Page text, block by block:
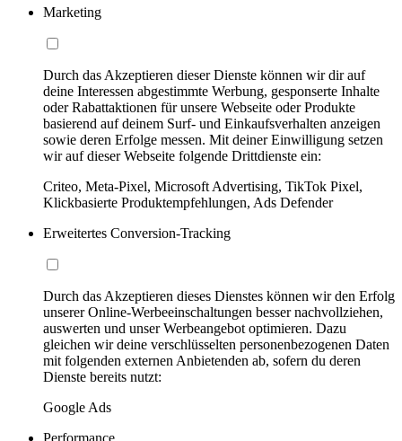
Marketing
Durch das Akzeptieren dieser Dienste können wir dir auf
deine Interessen abgestimmte Werbung, gesponserte Inhalte
oder Rabattaktionen für unsere Webseite oder Produkte
basierend auf deinem Surf- und Einkaufsverhalten anzeigen
sowie deren Erfolge messen. Mit deiner Einwilligung setzen
wir auf dieser Webseite folgende Drittdienste ein:
Criteo, Meta-Pixel, Microsoft Advertising, TikTok Pixel,
Klickbasierte Produktempfehlungen, Ads Defender
Erweitertes Conversion-Tracking
Durch das Akzeptieren dieses Dienstes können wir den Erfolg
unserer Online-Werbeeinschaltungen besser nachvollziehen,
auswerten und unser Werbeangebot optimieren. Dazu
gleichen wir deine verschlüsselten personenbezogenen Daten
mit folgenden externen Anbietenden ab, sofern du deren
Dienste bereits nutzt:
Google Ads
Performance